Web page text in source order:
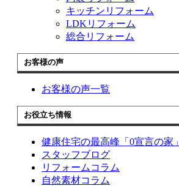
キッチンリフォーム
LDKリフォーム
総合リフォーム
お客様の声
お客様の声一覧
お役立ち情報
健康住宅の最高峰「0宣言の家」
スタッフブログ
リフォームコラム
自然素材コラム